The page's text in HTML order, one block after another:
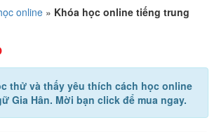
online » Khóa học online tiếng trung
thử và thấy yêu thích cách học online
Gia Hân. Mời bạn click để mua ngay.